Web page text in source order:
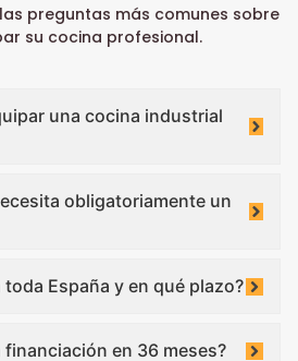
preguntas más comunes sobre
su cocina profesional.
una cocina industrial
obligatoriamente un
toda España y en qué plazo?
en 36 meses?